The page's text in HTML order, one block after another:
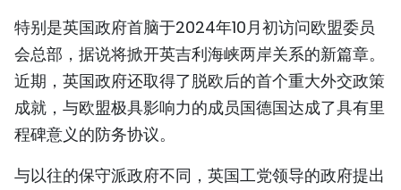
ESPAÑOL
特别是英国政府首脑于2024年10月初访问欧盟委员
会总部，据说将掀开英吉利海峡两岸关系的新篇章。
近期，英国政府还取得了脱欧后的首个重大外交政策
成就，与欧盟极具影响力的成员国德国达成了具有里
程碑意义的防务协议。
与以往的保守派政府不同，英国工党领导的政府提出